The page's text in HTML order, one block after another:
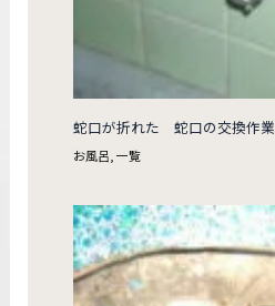
蛇口が折れた 蛇口の交換作業
お風呂 ,一覧